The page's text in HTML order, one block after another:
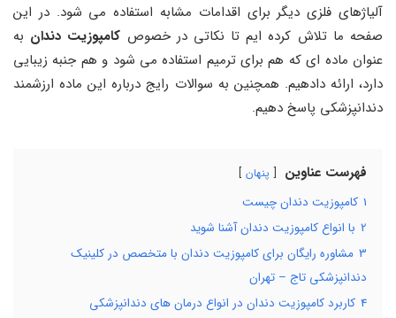
آلیاژهای فلزی دیگر برای اقدامات مشابه استفاده می شود. در این
صفحه ما تلاش کرده ایم تا نکاتی در خصوص کامپوزیت دندان به
عنوان ماده ای که هم برای ترمیم استفاده می شود و هم جنبه زیبایی
دارد، ارائه دادهیم. همچنین به سوالات رایج درباره این ماده ارزشمند
دندانپزشکی پاسخ دهیم.
فهرست عناوین پنهان
1 کامپوزیت دندان چیست
2 با انواع کامپوزیت دندان آشنا شوید
3 مشاوره رایگان برای کامپوزیت دندان با متخصص در کلینیک
دندانپزشکی تاج – تهران
4 کاربرد کامپوزیت دندان در انواع درمان های دندانپزشکی